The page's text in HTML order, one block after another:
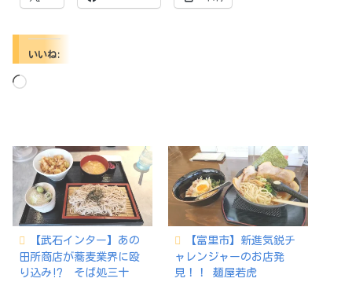
いいね:
読
み
中…
【武石インター】あの
田所商店が蕎麦業界に殴
り込み⁉ そば処三十
【富里市】新進気鋭チ
ャレンジャーのお店発
見！！ 麺屋若虎